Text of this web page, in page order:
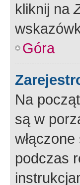
kliknij na
Góra
Na
są w
podczas